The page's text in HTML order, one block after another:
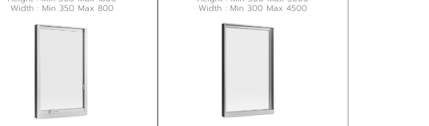
Width : Min 350 Max 800 Width : Min 300 Max 4500